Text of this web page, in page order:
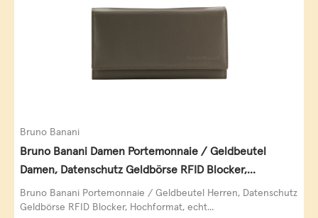
Bruno Banani
Bruno Banani Damen Portemonnaie / Geldbeutel
Damen, Datenschutz Geldbörse RFID Blocker,
Querformat, echt Leder, taupe
Bruno Banani Portemonnaie / Geldbeutel Herren, Datenschutz
Geldbörse RFID Blocker, Hochformat, echt...